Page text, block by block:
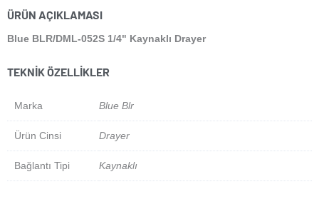
ÜRÜN AÇIKLAMASI
Blue BLR/DML-052S 1/4" Kaynaklı Drayer
TEKNIK ÖZELLIKLER
Marka Blue Blr
Ürün Cinsi Drayer
Bağlantı Tipi Kaynaklı